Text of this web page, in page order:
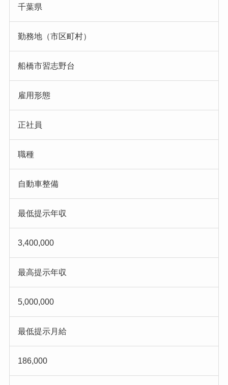
千葉県
勤務地（市区町村）
船橋市習志野台
雇用形態
正社員
職種
自動車整備
最低提示年収
3,400,000
最高提示年収
5,000,000
最低提示月給
186,000